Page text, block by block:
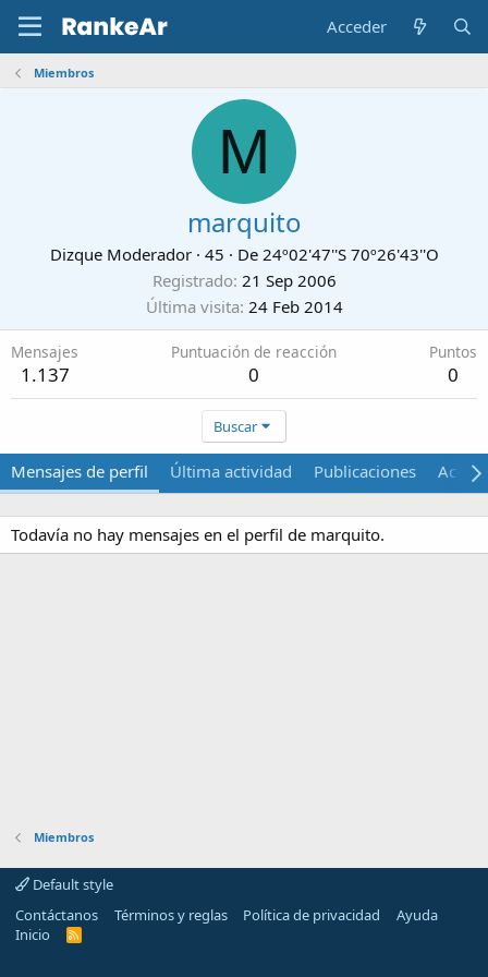
Acceder
Miembros
M
marquito
Dizque Moderador · 45 · De 24º02'47''S 70º26'43''O
Registrado 21 Sep 2006
Última visita 24 Feb 2014
Mensajes
1.137
Puntuación de reacción
0
Puntos
0
Buscar
Mensajes de perfil Última actividad Publicaciones Acerca
Todavía no hay mensajes en el perfil de marquito.
Miembros
Default style
Contáctanos
Términos y reglas Política de privacidad
Ayuda
Inicio
R